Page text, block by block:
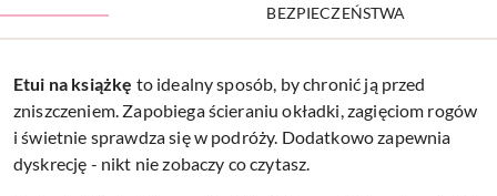
BEZPIECZEŃSTWA
Etui na książkę to idealny sposób, by chronić ją przed
zniszczeniem. Zapobiega ścieraniu okładki, zagięciom rogów
i świetnie sprawdza się w podróży. Dodatkowo zapewnia
dyskrecję - nikt nie zobaczy co czytasz.